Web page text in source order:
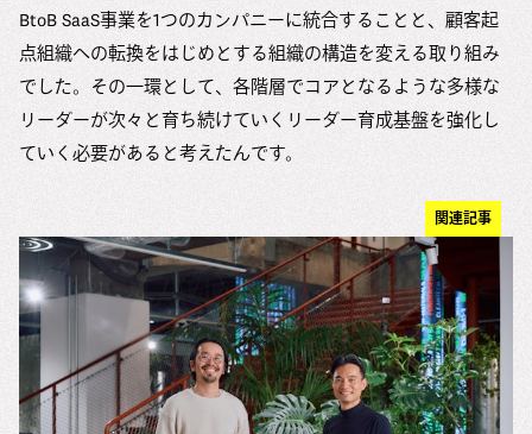
BtoB SaaS事業を1つのカンパニーに統合することと、顧客起
点組織への転換をはじめとする組織の構造を変える取り組み
でした。その一環として、各階層でコアとなるような多様な
リーダーが次々と育ち続けていくリーダー育成基盤を強化し
ていく必要があると考えたんです。
関連記事